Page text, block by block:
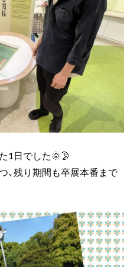
1日でした🌞🌛
、残り期間も卒展本番まで